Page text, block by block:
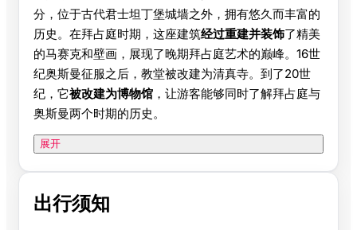
分，位于古代君士坦丁堡城墙之外，拥有悠久而丰富的
历史。在拜占庭时期，这座建筑经过重建并装饰了精美
的马赛克和壁画，展现了晚期拜占庭艺术的巅峰。16世
纪奥斯曼征服之后，教堂被改建为清真寺。到了20世
纪，它被改建为博物馆 ，让游客能够同时了解拜占庭与
奥斯曼两个时期的历史。
展开
出行须知